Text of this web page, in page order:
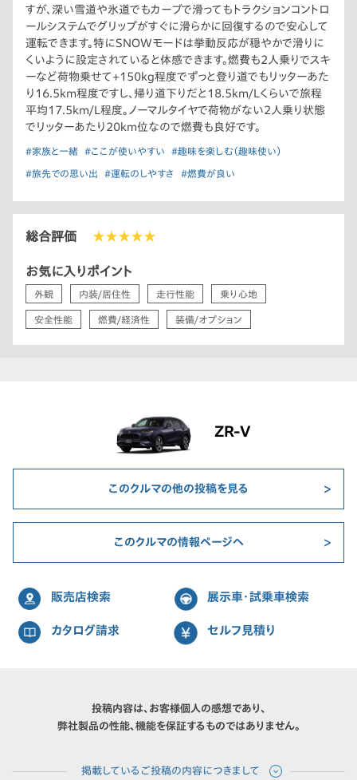
すが、深い雪道や氷道でもカーブで滑ってもトラクションコントロ
ールシステムでグリップがすぐに滑らかに回復するので安心して
運転できます。特にSNOWモードは挙動反応が穏やかで滑りに
くいように設定されていると体感できます。燃費も2人乗りでスキ
ーなど荷物乗せて+150kg程度でずっと登り道でもリッターあた
り16.5km程度ですし、帰り道下りだと18.5km/Lくらいで旅程
平均17.5km/L程度。ノーマルタイヤで荷物がない2人乗り状態
でリッターあたり20km位なので燃費も良好です。
#家族と一緒 #ここが使いやすい #趣味を楽しむ（趣味使い）
#旅先での思い出 #運転のしやすさ #燃費が良い
総合評価 ★★★★★
お気に入りポイント
外観 内装/居住性 走行性能 乗り心地
安全性能 燃費/経済性 装備/オプション
ZR-V
このクルマの他の投稿を見る
このクルマの情報ページへ
販売店検索 展示車・試乗車検索
カタログ請求 セルフ見積り
投稿内容は、お客様個人の感想であり、
弊社製品の性能、機能を保証するものではありません。